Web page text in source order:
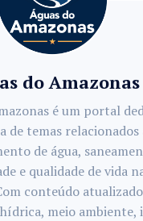
do Amazonas
é um portal
de temas relacionados
de água,
e qualidade de vida
conteúdo
meio ambiente,